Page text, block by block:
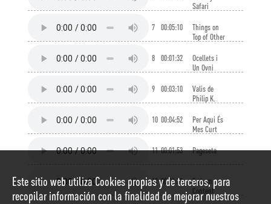
Safari
7 00:05:10
Things on
Top of Other
8
00:01:32
Ocellets i
Un Ovni
9 00:03:10
Valis de
Philip K.
10 00:04:52
Per Aqui És
Mes Curt
11 00:01:53 Pageseta
12 00:01:58
Tothom
Content
Este sitio web utiliza Cookies propias y de terceros, para
recopilar información con la finalidad de mejorar nuestros